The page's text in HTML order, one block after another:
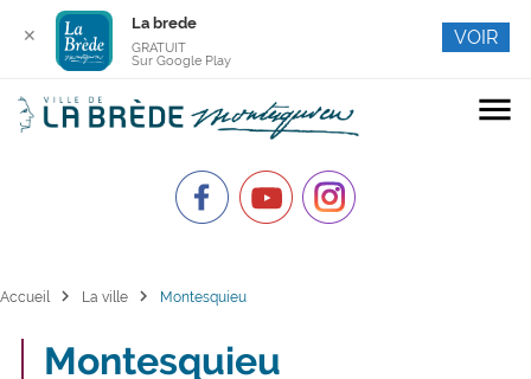
menu
Accueil chevron_right La ville chevron_right Montesquieu
Montesquieu
✕
La brede
GRATUIT
Sur Google Play
VOIR